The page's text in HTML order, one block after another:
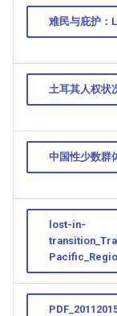
难民与庇护：
土耳其人权状
中国性少数群
lost-in-